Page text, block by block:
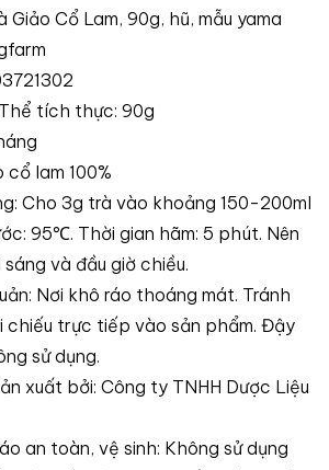
Giảo Cổ Lam, 90g, hũ, mẫu yama
tích thực: 90g
cổ lam 100%
Cho 3g trà vào khoảng 150-200ml
95℃. Thời gian hãm: 5 phút. Nên
và đầu giờ chiều.
Nơi khô ráo thoáng mát. Tránh
chiếu trực tiếp vào sản phẩm. Đậy
sử dụng.
xuất bởi: Công ty TNHH Dược Liệu
an toàn, vệ sinh: Không sử dụng